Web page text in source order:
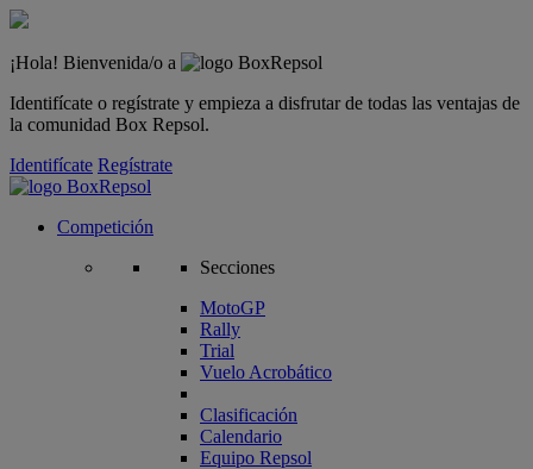
¡Hola! Bienvenida/o a
Identifícate o regístrate y empieza a disfrutar de todas las ventajas de
la comunidad Box Repsol.
Identifícate Regístrate
Competición
Secciones
MotoGP
Rally
Trial
Vuelo Acrobático
Clasificación
Calendario
Equipo Repsol